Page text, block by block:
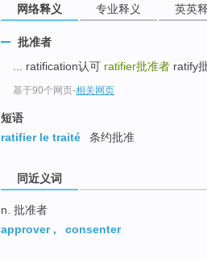
网络释义 专业释义 英英
批准者
... ratification认可 ratifier批准者 ratify
基于90个网页-相关网页
短语
ratifier le traité
条约批准
同近义词
n. 批准者
approver, consenter